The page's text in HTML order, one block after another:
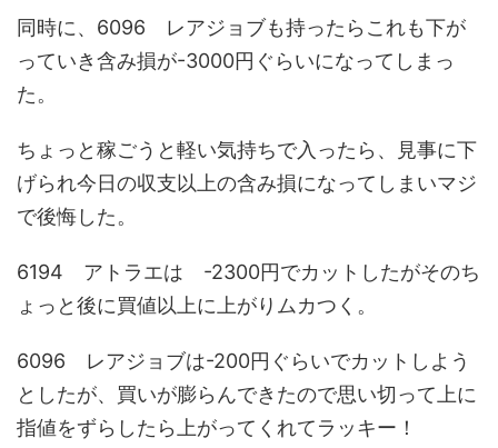
同時に、6096 レアジョブも持ったらこれも下が
っていき含み損が-3000円 ぐらいになってしまっ
た。
ちょっと稼ごうと軽い気持ちで入ったら、見事に下
げられ今日の収支以上の含み損になってしまいマジ
で後悔した。
6194 アトラエは -2300円でカットしたがそのち
ょっと後に買値以上に上がりムカつく。
6096 レアジョブは-200円 ぐらいでカットしよう
としたが、買いが膨らんできたので思い切って上に
指値をずらしたら上がってくれてラッキー！